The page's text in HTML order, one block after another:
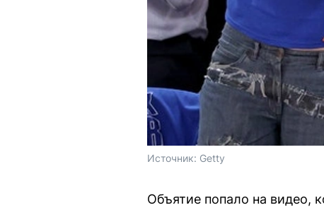
Источник: Getty
Объятие попало на видео,